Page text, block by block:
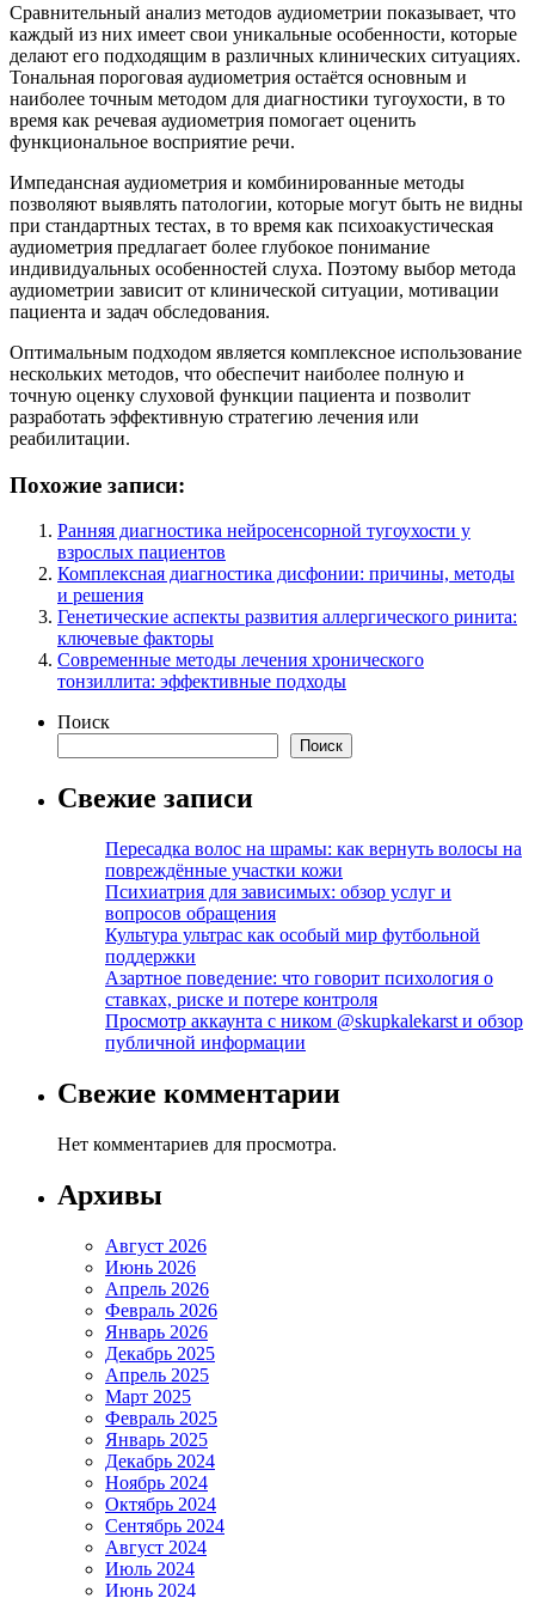
Сравнительный анализ методов аудиометрии показывает, что
каждый из них имеет свои уникальные особенности, которые
делают его подходящим в различных клинических ситуациях.
Тональная пороговая аудиометрия остаётся основным и
наиболее точным методом для диагностики тугоухости, в то
время как речевая аудиометрия помогает оценить
функциональное восприятие речи.
Импедансная аудиометрия и комбинированные методы
позволяют выявлять патологии, которые могут быть не видны
при стандартных тестах, в то время как психоакустическая
аудиометрия предлагает более глубокое понимание
индивидуальных особенностей слуха. Поэтому выбор метода
аудиометрии зависит от клинической ситуации, мотивации
пациента и задач обследования.
Оптимальным подходом является комплексное использование
нескольких методов, что обеспечит наиболее полную и
точную оценку слуховой функции пациента и позволит
разработать эффективную стратегию лечения или
реабилитации.
Похожие записи:
Ранняя диагностика нейросенсорной тугоухости у
взрослых пациентов
Комплексная диагностика дисфонии: причины, методы
и решения
Генетические аспекты развития аллергического ринита:
ключевые факторы
Современные методы лечения хронического
тонзиллита: эффективные подходы
Поиск
Поиск
Свежие записи
Пересадка волос на шрамы: как вернуть волосы на
повреждённые участки кожи
Психиатрия для зависимых: обзор услуг и
вопросов обращения
Культура ультрас как особый мир футбольной
поддержки
Азартное поведение: что говорит психология о
ставках, риске и потере контроля
Просмотр аккаунта с ником @skupkalekarst и обзор
публичной информации
Свежие комментарии
Нет комментариев для просмотра.
Архивы
Август 2026
Июнь 2026
Апрель 2026
Февраль 2026
Январь 2026
Декабрь 2025
Апрель 2025
Март 2025
Февраль 2025
Январь 2025
Декабрь 2024
Ноябрь 2024
Октябрь 2024
Сентябрь 2024
Август 2024
Июль 2024
Июнь 2024